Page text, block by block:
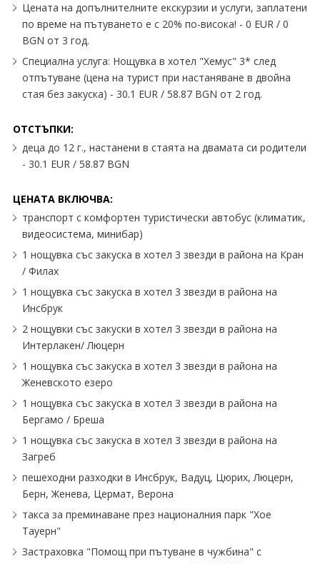
Цената на допълнителните екскурзии и услуги, заплатени
по време на пътуването е с 20% по-висока! - 0 EUR / 0
BGN от 3 год.
Специална услуга: Нощувка в хотел "Хемус" 3* след
отпътуване (цена на турист при настаняване в двойна
стая без закуска) - 30.1 EUR / 58.87 BGN от 2 год.
ОТСТЪПКИ:
деца до 12 г., настанени в стаята на двамата си родители
- 30.1 EUR / 58.87 BGN
ЦЕНАТА ВКЛЮЧВА:
транспорт с комфортен туристически автобус (климатик,
видеосистема, минибар)
1 нощувка със закуска в хотел 3 звезди в района на Кран
/ Филах
1 нощувка със закуска в хотел 3 звезди в района на
Инсбрук
2 нощувки със закуски в хотел 3 звезди в района на
Интерлакен/ Люцерн
1 нощувка със закуска в хотел 3 звезди в района на
Женевското езеро
1 нощувка със закуска в хотел 3 звезди в района на
Бергамо / Бреша
1 нощувка със закуска в хотел 3 звезди в района на
Загреб
пешеходни разходки в Инсбрук, Вадуц, Цюрих, Люцерн,
Берн, Женева, Цермат, Верона
такса за преминаване през националния парк "Хое
Тауерн"
Застраховка "Помощ при пътуване в чужбина" с